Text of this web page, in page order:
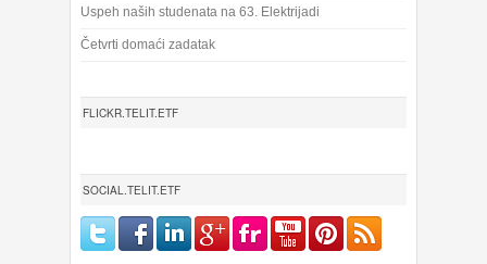
Uspeh naših studenata na 63. Elektrijadi
Četvrti domaći zadatak
FLICKR.TELIT.ETF
SOCIAL.TELIT.ETF